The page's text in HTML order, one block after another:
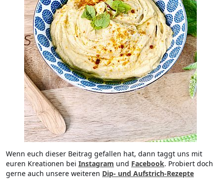
Wenn euch dieser Beitrag gefallen hat, dann taggt uns mit
euren Kreationen bei Instagram und Facebook. Probiert doch
gerne auch unsere weiteren Dip- und Aufstrich-Rezepte